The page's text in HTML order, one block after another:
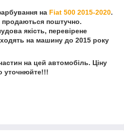
на Fiat 500 2015-2020.
продаються поштучно.
якість, перевірене
на машину до 2015 року
на цей автомобіль. Ціну
уточнюйте!!!